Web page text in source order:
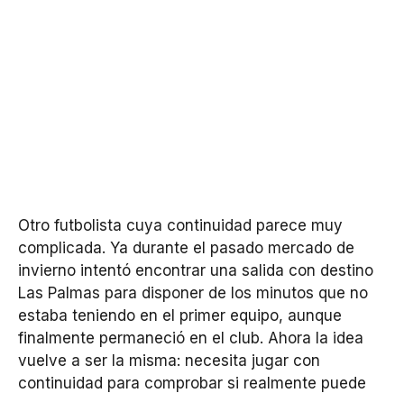
Otro futbolista cuya continuidad parece muy
complicada. Ya durante el pasado mercado de
invierno intentó encontrar una salida con destino
Las Palmas para disponer de los minutos que no
estaba teniendo en el primer equipo, aunque
finalmente permaneció en el club. Ahora la idea
vuelve a ser la misma: necesita jugar con
continuidad para comprobar si realmente puede